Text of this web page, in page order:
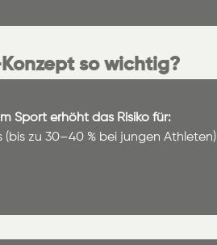
so wichtig?
Sport erhöht das Risiko für:
zu 30–40 % bei jungen Athleten)